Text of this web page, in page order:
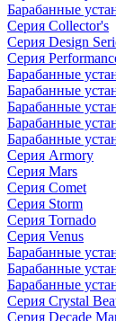
Барабанные
Серия Collector's
Серия Design
Серия
Барабанные
Барабанные
Барабанные
Барабанные
Барабанные
Серия Armory
Серия Mars
Серия Comet
Серия Storm
Серия Tornado
Серия Venus
Барабанные
Барабанные
Барабанные
Серия Crystal
Серия Decade